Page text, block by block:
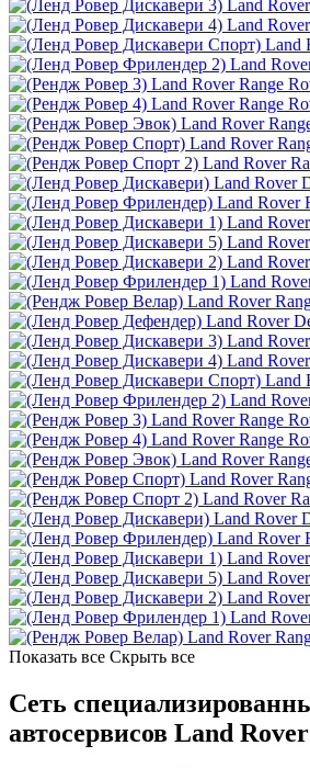
Land
Land
Land
Land
Land Rover Range
Land Rover Range
Land Rover
Land Rover
Land Rover
Land Rover
Land Rover
Land
Land
Land
Land
Land Rover
Land Rover
Land
Land
Land
Land
Land Rover Range
Land Rover Range
Land Rover
Land Rover
Land Rover
Land Rover
Land Rover
Land
Land
Land
Land
Land Rover
Показать все Скрыть все
Сеть
автосервисов Land